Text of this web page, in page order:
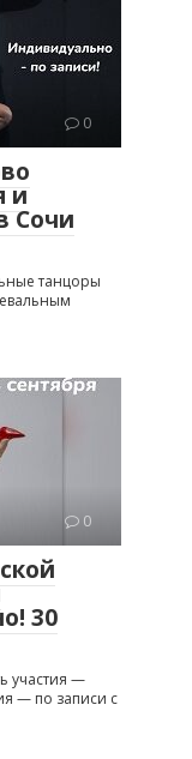
0
и
Сочи
танцоры
0
30
участия —
— по записи с